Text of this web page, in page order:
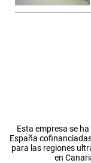
Esta empresa se
España
para las regiones
en